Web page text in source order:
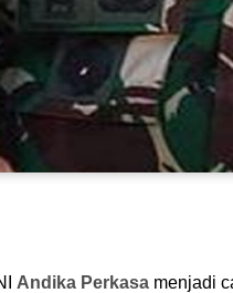
Andika Perkasa menjadi